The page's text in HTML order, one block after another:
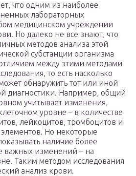
что одним из наиболее
лабораторных
медицинском учреждении
Но далеко не все знают, что
методов анализа этой
субстанции организма
между этими методами
то есть насколько
обнаружить тот или иной
диагностики. Например, общий
учитывает изменения,
уровне – в количестве
лейкоцитов, тромбоцитов и
Но некоторые
наличие более
важных изменений – на
Таким методом исследования
анализ крови.